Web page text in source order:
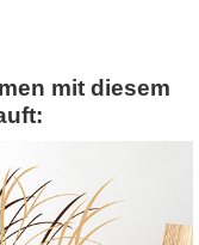
mit diesem